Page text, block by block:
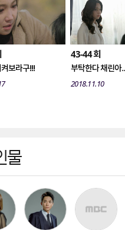
보라구!!!
43-44회
부탁한다 채린아
2018.11.10
물